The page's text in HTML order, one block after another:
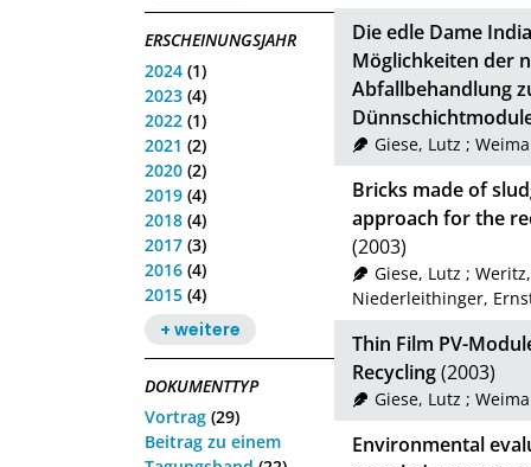
ERSCHEINUNGSJAHR
2024 (1)
2023 (4)
2022 (1)
2021 (2)
2020 (2)
2019 (4)
2018 (4)
2017 (3)
2016 (4)
2015 (4)
+ weitere
DOKUMENTTYP
Vortrag (29)
Beitrag zu einem
Die edle Dame
Möglichkeiten der
Abfallbehandlung
Giese, Lutz ;
Bricks made of
approach for the
(2003)
Giese, Lutz ;
Niederleithinger,
Thin Film PV-
Recycling(2003)
Giese, Lutz ;
Environmental